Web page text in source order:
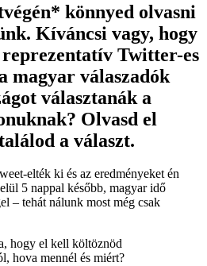
* könnyed olvasni
Kíváncsi vagy, hogy
reprezentatív Twitter-es
magyar válaszadók
választanák a
Olvasd el
a választ.
elték ki és az eredményeket én
5 nappal később, magyar idő
– tehát nálunk most még csak
hogy el kell költöznöd
hova mennél és miért?